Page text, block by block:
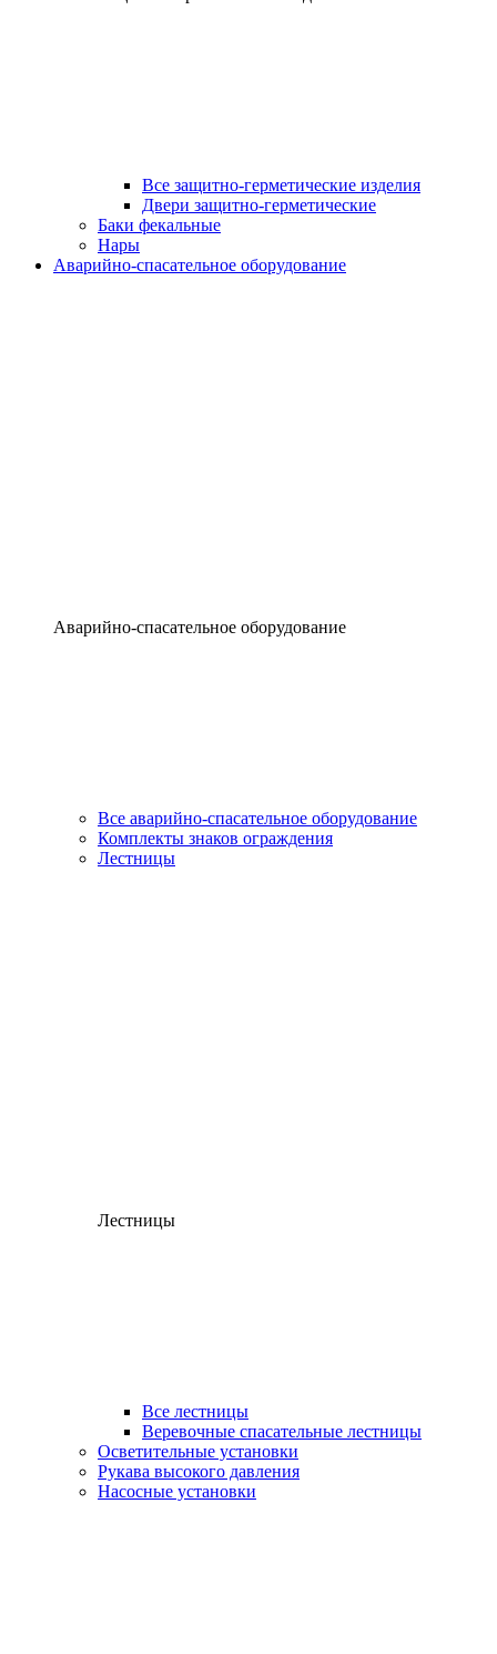
Все защитно-герметические изделия
Двери защитно-герметические
Баки фекальные
Нары
Аварийно-спасательное оборудование
Аварийно-спасательное оборудование
Все аварийно-спасательное оборудование
Комплекты знаков ограждения
Лестницы
Лестницы
Все лестницы
Веревочные спасательные лестницы
Осветительные установки
Рукава высокого давления
Насосные установки